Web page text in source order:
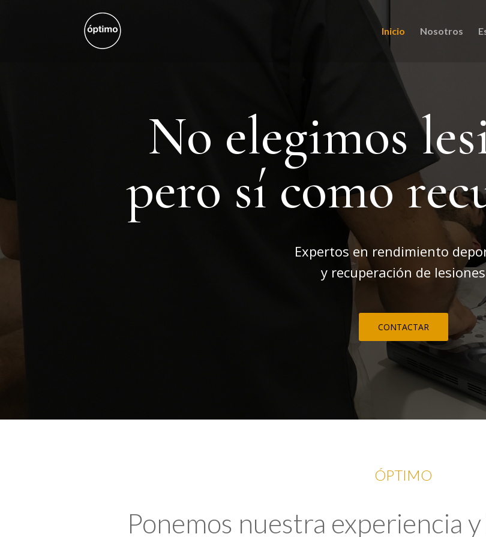
Inicio Nosotros
No elegimos
pero sí como
Expertos en rendimiento
y recuperación de lesiones
CONTACTAR
ÓPTIMO
Ponemos nuestra experiencia